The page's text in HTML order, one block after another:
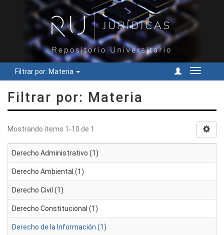
Filtrar por: Materia
Cambiar
Filtrar por: Materia
Mostrando ítems 1-10 de 1
Derecho Administrativo (1)
Derecho Ambiental (1)
Derecho Civil (1)
Derecho Constitucional (1)
Derecho de la Información (1)